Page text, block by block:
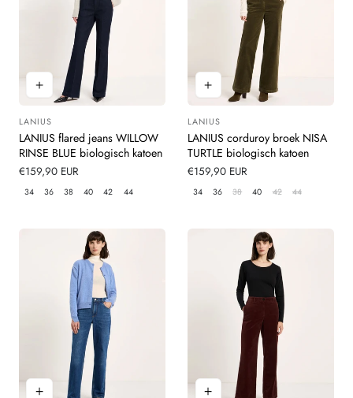
Leverancier:
LANIUS
LANIUS flared jeans WILLOW
RINSE BLUE biologisch katoen
Normale
prijs
€159,90 EUR
34 36 38 40 42 44
Leverancier:
LANIUS
LANIUS corduroy broek NISA
TURTLE biologisch katoen
Normale
prijs
€159,90 EUR
34 36 38 40 42 44